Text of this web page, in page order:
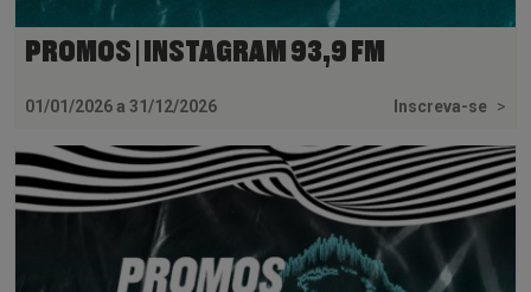
PROMOS | INSTAGRAM 93,9 FM
01/01/2026 a 31/12/2026 Inscreva-se >